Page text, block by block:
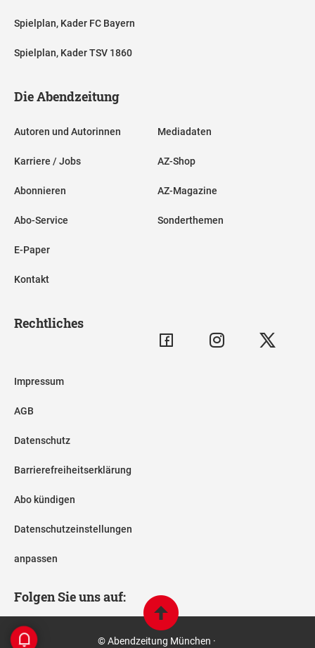
Spielplan, Kader FC Bayern
Spielplan, Kader TSV 1860
Die Abendzeitung
Autoren und Autorinnen
Karriere / Jobs
Abonnieren
Abo-Service
E-Paper
Kontakt
Mediadaten
AZ-Shop
AZ-Magazine
Sonderthemen
Rechtliches
Impressum
AGB
Datenschutz
Barrierefreiheitserklärung
Abo kündigen
Datenschutzeinstellungen
anpassen
Folgen Sie uns auf:
© Abendzeitung München ·